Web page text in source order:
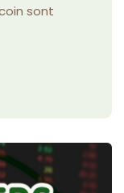
sont